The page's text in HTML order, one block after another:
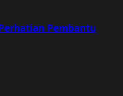
Pembantu